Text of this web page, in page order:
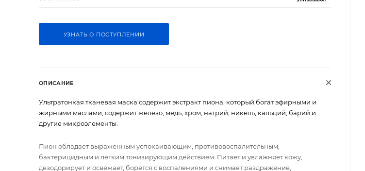
УЗНАТЬ О ПОСТУПЛЕНИИ
ОПИСАНИЕ
Ультратонкая тканевая маска содержит экстракт пиона, который богат эфирными и
жирными маслами, содержит железо, медь, хром, натрий, никель, кальций, барий и
другие микроэлементы.
Пион обладает выраженным успокаивающим, противовоспалительным,
бактерицидным и легким тонизирующим действием. Питает и увлажняет кожу,
дезодорирует и освежает, борется с воспалениями и снимает раздражение,